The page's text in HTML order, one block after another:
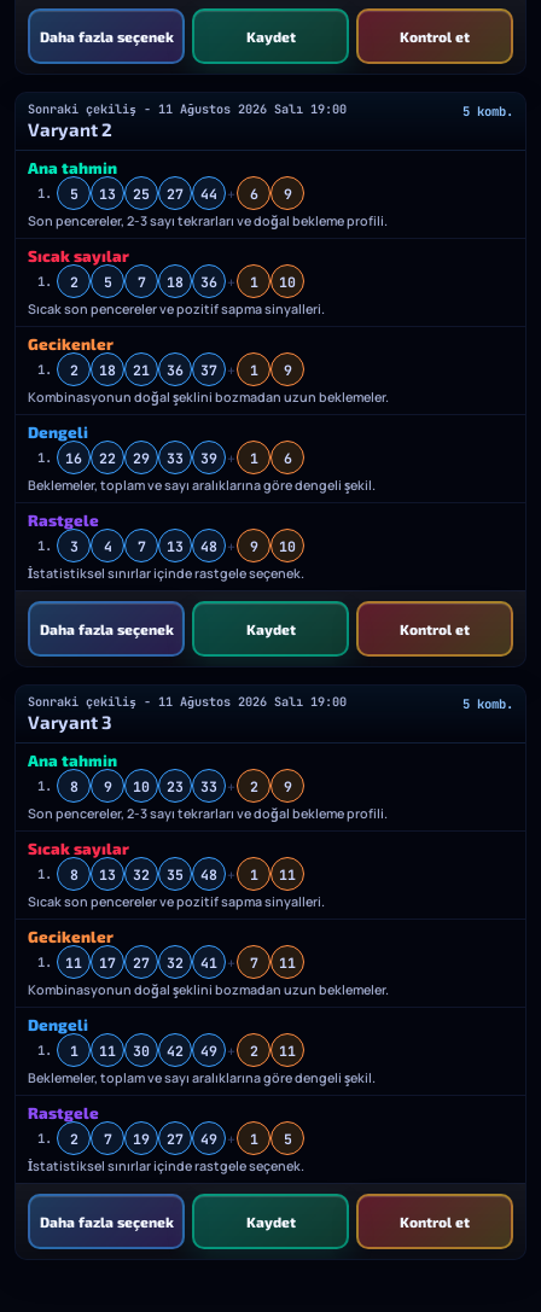
Daha fazla seçenek Kaydet Kontrol et
Sonraki çekiliş - 11 Ağustos 2026 Salı 19:00
Varyant 2
5 komb.
Ana tahmin
1. 5 13 25 27 44 + 6 9
Son pencereler, 2-3 sayı tekrarları ve doğal bekleme profili.
Sıcak sayılar
1. 2 5 7 18 36 + 1 10
Sıcak son pencereler ve pozitif sapma sinyalleri.
Gecikenler
1. 2 18 21 36 37 + 1 9
Kombinasyonun doğal şeklini bozmadan uzun beklemeler.
Dengeli
1. 16 22 29 33 39 + 1 6
Beklemeler, toplam ve sayı aralıklarına göre dengeli şekil.
Rastgele
1. 3 4 7 13 48 + 9 10
İstatistiksel sınırlar içinde rastgele seçenek.
Daha fazla seçenek Kaydet Kontrol et
Sonraki çekiliş - 11 Ağustos 2026 Salı 19:00
Varyant 3
5 komb.
Ana tahmin
1. 8 9 10 23 33 + 2 9
Son pencereler, 2-3 sayı tekrarları ve doğal bekleme profili.
Sıcak sayılar
1. 8 13 32 35 48 + 1 11
Sıcak son pencereler ve pozitif sapma sinyalleri.
Gecikenler
1. 11 17 27 32 41 + 7 11
Kombinasyonun doğal şeklini bozmadan uzun beklemeler.
Dengeli
1. 1 11 30 42 49 + 2 11
Beklemeler, toplam ve sayı aralıklarına göre dengeli şekil.
Rastgele
1. 2 7 19 27 49 + 1 5
İstatistiksel sınırlar içinde rastgele seçenek.
Daha fazla seçenek Kaydet Kontrol et